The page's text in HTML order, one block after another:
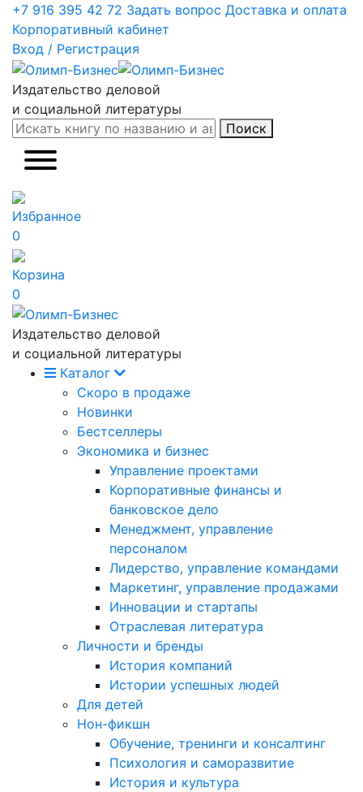
+7 916 395 42 72 Задать вопрос Доставка и оплата
Корпоративный кабинет
Вход / Регистрация
Издательство деловой
и социальной литературы
Поиск
Избранное
0
Корзина
0
Издательство деловой
и социальной литературы
Каталог
Скоро в продаже
Новинки
Бестселлеры
Экономика и бизнес
Управление проектами
Корпоративные финансы и
банковское дело
Менеджмент, управление
персоналом
Лидерство, управление командами
Маркетинг, управление продажами
Инновации и стартапы
Отраслевая литература
Личности и бренды
История компаний
Истории успешных людей
Для детей
Нон-фикшн
Обучение, тренинги и консалтинг
Психология и саморазвитие
История и культура